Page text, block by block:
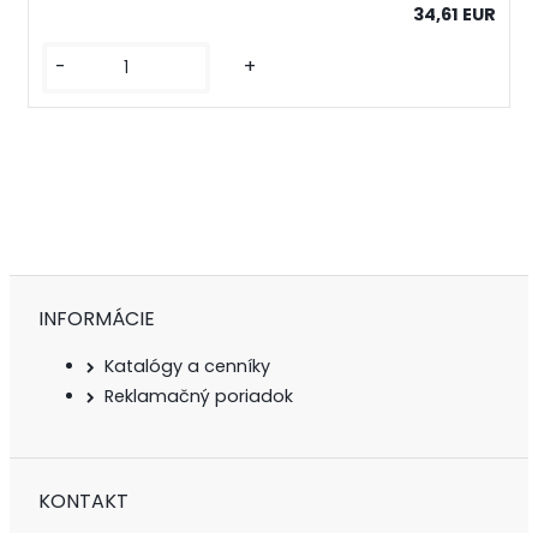
34,61 EUR
- +
INFORMÁCIE
Katalógy a cenníky
Reklamačný poriadok
KONTAKT